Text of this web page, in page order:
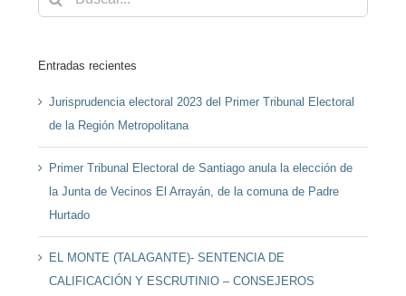
Entradas recientes
Jurisprudencia electoral 2023 del Primer Tribunal Electoral
de la Región Metropolitana
Primer Tribunal Electoral de Santiago anula la elección de
la Junta de Vecinos El Arrayán, de la comuna de Padre
Hurtado
EL MONTE (TALAGANTE)- SENTENCIA DE
CALIFICACIÓN Y ESCRUTINIO – CONSEJEROS